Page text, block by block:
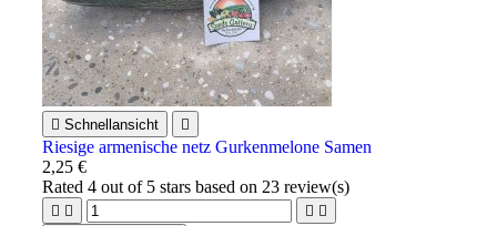
 Schnellansicht 
Riesige armenische netz Gurkenmelone Samen
2,25 €
Rated4 out of 5 stars based on 23 review(s)
   